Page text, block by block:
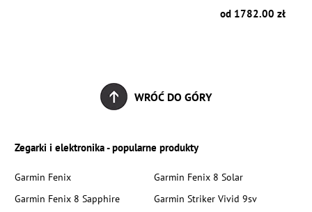
od 1782.00 zł
WRÓĆ DO GÓRY
Zegarki i elektronika - popularne produkty
Garmin Fenix
Garmin Fenix 8 Solar
Garmin Fenix 8 Sapphire
Garmin Striker Vivid 9sv